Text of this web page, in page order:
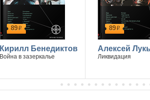
89р
Кирилл Бенедиктов
Война в зазеркалье
89р
Алексей
Ликвидация